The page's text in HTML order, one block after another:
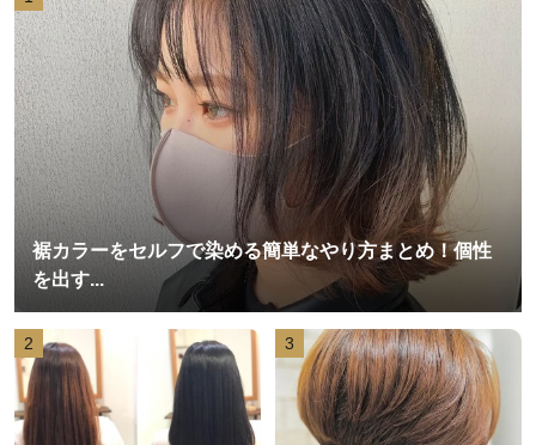
裾カラーをセルフで染める簡単なやり方まとめ！個性
を出す...
2 3